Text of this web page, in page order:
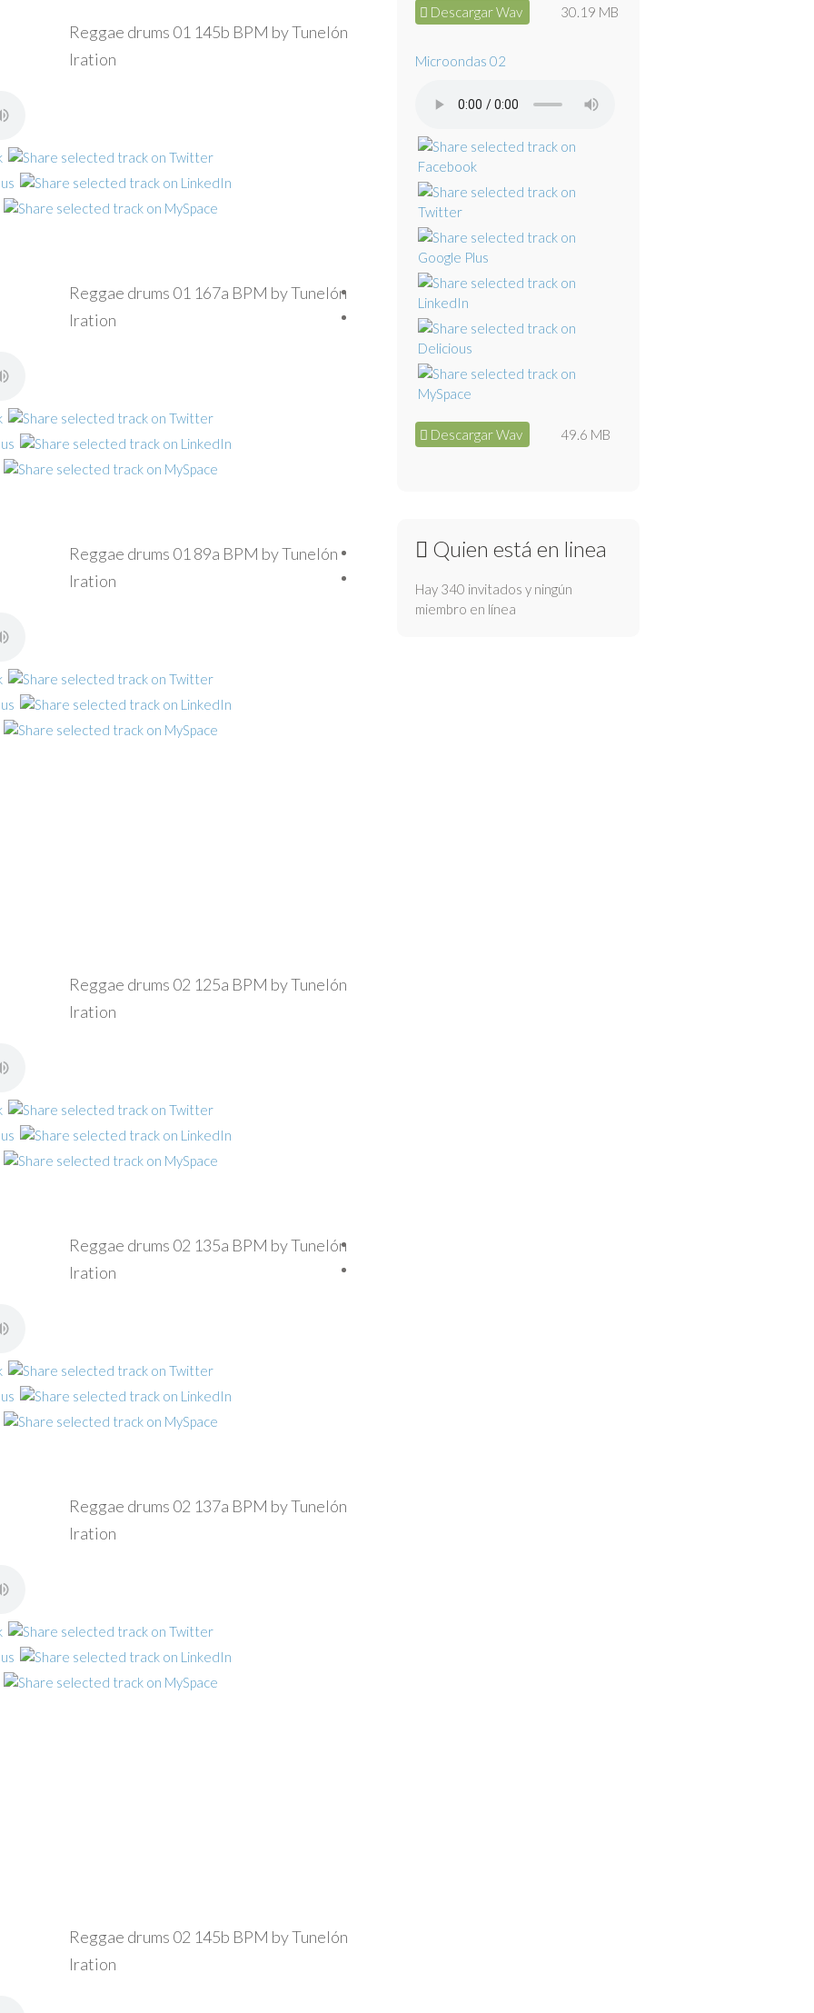
Reggae drums 01 145b BPM by Tunelón
Iration
Reggae drums 01 167a BPM by Tunelón
Iration
Reggae drums 01 89a BPM by Tunelón
Iration
Reggae drums 02 125a BPM by Tunelón
Iration
Reggae drums 02 135a BPM by Tunelón
Iration
Reggae drums 02 137a BPM by Tunelón
Iration
Reggae drums 02 145b BPM by Tunelón
Iration
Descargar Wav 30.19 MB
Microondas 02
Descargar Wav 49.6 MB
Quien está en linea
Hay 340 invitados y ningún
miembro en línea